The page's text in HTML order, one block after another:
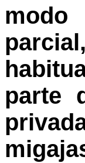
modo
parte